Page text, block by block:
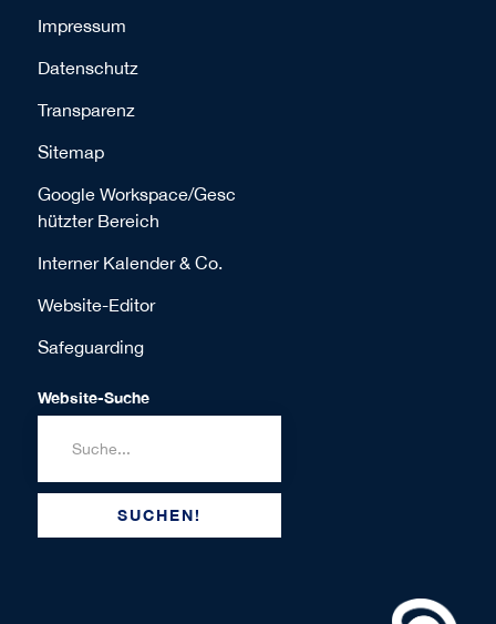
Impressum
Datenschutz
Transparenz
Sitemap
Google Workspace/Gesc
hützter Bereich
Interner Kalender & Co.
Website-Editor
Safeguarding
Website-Suche